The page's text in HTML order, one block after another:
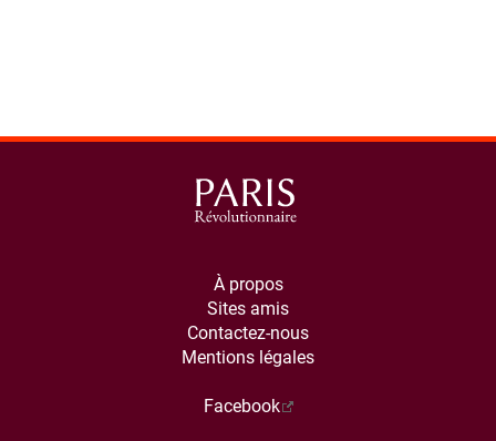
À propos
Sites amis
Contactez-nous
Mentions légales
Facebook